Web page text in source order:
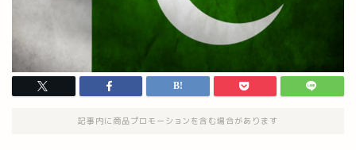
記事内に商品プロモーションを含む場合があります